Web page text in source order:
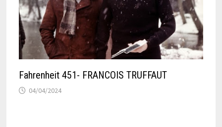
Fahrenheit 451- FRANCOIS TRUFFAUT
04/04/2024